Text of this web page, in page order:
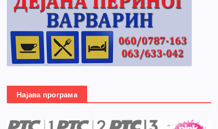
Најава програма